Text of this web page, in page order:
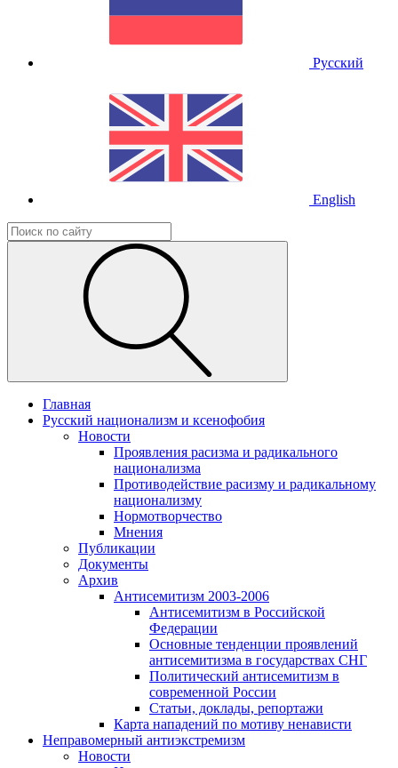
Русский
English
Главная
Русский национализм и ксенофобия
Новости
Проявления расизма и радикального
национализма
Противодействие расизму и радикальному
национализму
Нормотворчество
Мнения
Публикации
Документы
Архив
Антисемитизм 2003-2006
Антисемитизм в Российской
Федерации
Основные тенденции проявлений
антисемитизма в государствах СНГ
Политический антисемитизм в
современной России
Статьи, доклады, репортажи
Карта нападений по мотиву ненависти
Неправомерный антиэкстремизм
Новости